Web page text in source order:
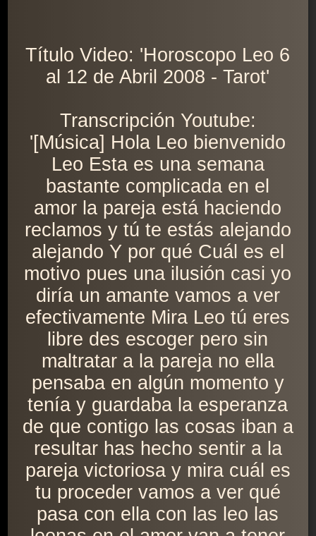
Título Video: 'Horoscopo Leo 6
al 12 de Abril 2008 - Tarot'
Transcripción Youtube:
'[Música] Hola Leo bienvenido
Leo Esta es una semana
bastante complicada en el
amor la pareja está haciendo
reclamos y tú te estás alejando
alejando Y por qué Cuál es el
motivo pues una ilusión casi yo
diría un amante vamos a ver
efectivamente Mira Leo tú eres
libre des escoger pero sin
maltratar a la pareja no ella
pensaba en algún momento y
tenía y guardaba la esperanza
de que contigo las cosas iban a
resultar has hecho sentir a la
pareja victoriosa y mira cuál es
tu proceder vamos a ver qué
pasa con ella con las leo las